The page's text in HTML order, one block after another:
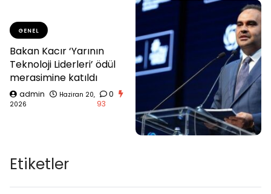
GENEL
Bakan Kacır ‘Yarının
Teknoloji Liderleri’ ödül
merasimine katıldı
admin
Haziran 20,
2026
0
93
Etiketler